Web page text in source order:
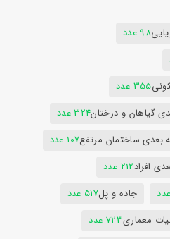
98 عدد
355 عدد
گیاهان و درختان324 عدد
بعدی ساختمان مرتفع107 عدد
افراد212 عدد
جاده و پل517 عدد
معماری723 عدد